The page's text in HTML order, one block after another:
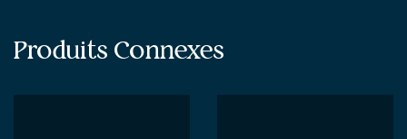
Produits Connexes